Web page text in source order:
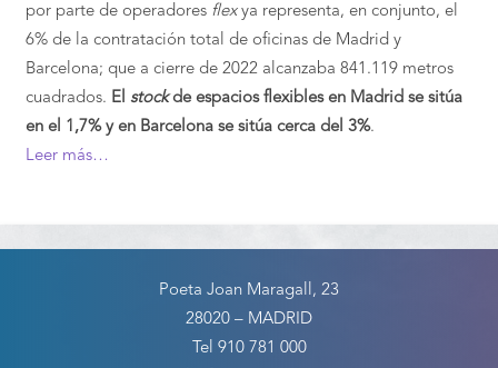
por parte de operadores flexya representa, en conjunto, el
6% de la contratación total de oficinas de Madrid y
Barcelona; que a cierre de 2022 alcanzaba 841.119 metros
cuadrados. El stockde espacios flexibles en Madrid se sitúa
en el 1,7% y en Barcelona se sitúa cerca del 3%.
Leer más…
Poeta Joan Maragall, 23
28020 – MADRID
Tel 910 781 000